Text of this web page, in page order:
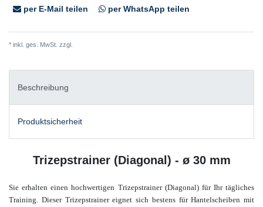
per E-Mail teilen per WhatsApp teilen
* inkl. ges. MwSt. zzgl.
Beschreibung
Produktsicherheit
Trizepstrainer (Diagonal) - ø 30 mm
Sie erhalten einen hochwertigen Trizepstrainer (Diagonal) für Ihr tägliches
Training. Dieser Trizepstrainereignet sich bestens für Hantelscheiben mit